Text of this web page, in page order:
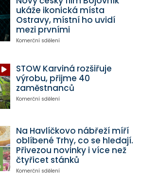
ukáže ikonická místa
Ostravy, místní ho uvidí
mezi prvními
Komerční sdělení
STOW Karviná rozšiřuje
výrobu, přijme 40
zaměstnanců
Komerční sdělení
Na Havlíčkovo nábřeží míří
oblíbené Trhy, co se hledají.
Přivezou novinky i více než
čtyřicet stánků
Komerční sdělení